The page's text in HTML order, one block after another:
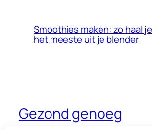
Smoothies maken: zo haal je
het meeste uit je blender
Gezond genoeg